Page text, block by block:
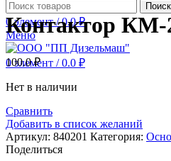
Поиск
0элемент / 0.0₽
Меню
0элемент / 0.0 ₽
Контактор КМ-
100.0₽
Нет в наличии
Сравнить
Добавить в список желаний
Артикул: 840201 Категория:
Поделиться